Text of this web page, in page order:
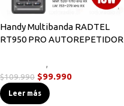
Handy Multibanda RADTEL
RT950 PRO AUTOREPETIDOR
,
$109.990 $99.990
Leer más